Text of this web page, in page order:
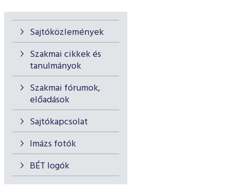
Sajtóközlemények
Szakmai cikkek és
tanulmányok
Szakmai fórumok,
előadások
Sajtókapcsolat
Imázs fotók
BÉT logók